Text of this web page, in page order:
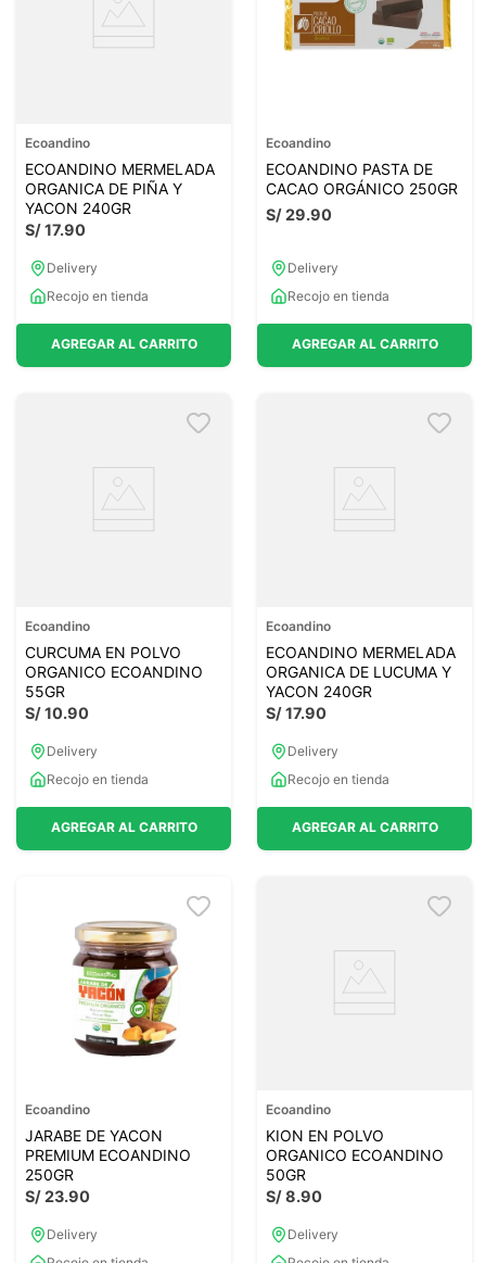
Ecoandino
ECOANDINO MERMELADA
ORGANICA DE PIÑA Y
YACON 240GR
S/17.90
Delivery
Recojo en tienda
AGREGAR AL CARRITO
Ecoandino
ECOANDINO PASTA DE
CACAO ORGÁNICO 250GR
S/29.90
Delivery
Recojo en tienda
AGREGAR AL CARRITO
Ecoandino
CURCUMA EN POLVO
ORGANICO ECOANDINO
55GR
S/10.90
Delivery
Recojo en tienda
AGREGAR AL CARRITO
Ecoandino
ECOANDINO MERMELADA
ORGANICA DE LUCUMA Y
YACON 240GR
S/17.90
Delivery
Recojo en tienda
AGREGAR AL CARRITO
Ecoandino
JARABE DE YACON
PREMIUM ECOANDINO
250GR
S/23.90
Delivery
Ecoandino
KION EN POLVO
ORGANICO ECOANDINO
50GR
S/8.90
Delivery